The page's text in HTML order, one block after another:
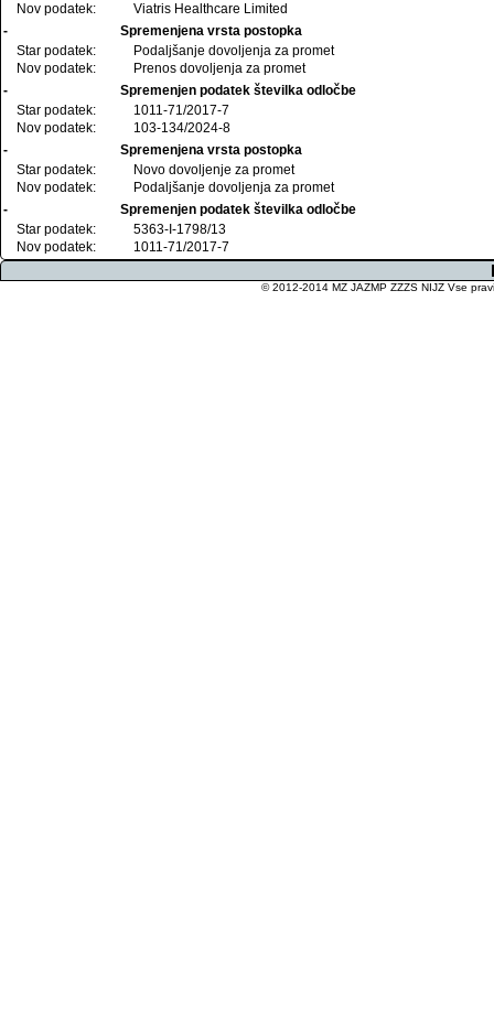
Nov podatek:
Viatris Healthcare Limited
-
Spremenjena vrsta postopka
Star podatek:
Podaljšanje dovoljenja za promet
Nov podatek:
Prenos dovoljenja za promet
-
Spremenjen podatek številka odločbe
Star podatek:
1011-71/2017-7
Nov podatek:
103-134/2024-8
-
Spremenjena vrsta postopka
Star podatek:
Novo dovoljenje za promet
Nov podatek:
Podaljšanje dovoljenja za promet
-
Spremenjen podatek številka odločbe
Star podatek:
5363-I-1798/13
Nov podatek:
1011-71/2017-7
© 2012-2014 MZ JAZMP ZZZS NIJZ Vse